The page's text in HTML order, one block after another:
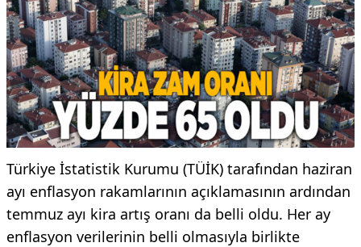
Türkiye İstatistik Kurumu (TÜİK) tarafından haziran
ayı enflasyon rakamlarının açıklamasının ardından
temmuz ayı kira artış oranı da belli oldu. Her ay
enflasyon verilerinin belli olmasıyla birlikte